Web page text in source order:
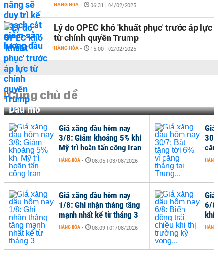
HÀNG HÓA - 06:31 | 04/02/2025
Lý do OPEC khó 'khuất phục' trước áp lực
từ chính quyền Trump
HÀNG HÓA - 15:00 | 02/02/2025
Cùng chủ đề
Dầu mỏ
Giá
6/
khi
HÀNG
Giá xăng dầu hôm nay
3/8: Giảm khoảng 5% khi
Mỹ trì hoãn tấn công Iran
HÀNG HÓA - 08:05 | 03/08/2026
Giá xăng dầu hôm nay
1/8: Ghi nhận tháng tăng
mạnh nhất kể từ tháng 3
HÀNG HÓA - 08:09 | 01/08/2026
Giá
30/
HÀNG